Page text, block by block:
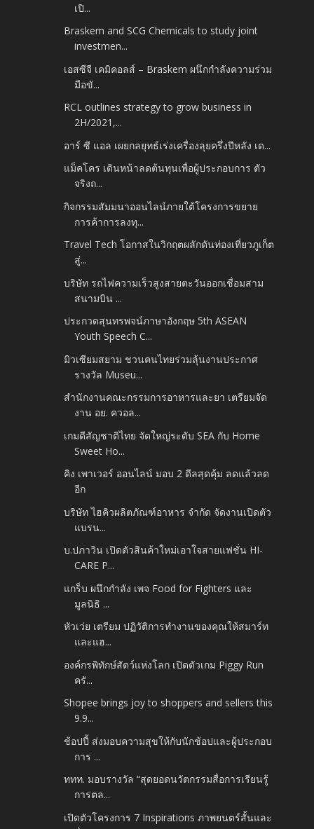
เปิ...
Braskem and SCG Chemicals to study joint
investmen...
เอสซีจี เคมิคอลส์ – Braskem ผนึกกำลังความร่วม
มือขั...
RCL outlines strategy to grow business in
2H/2021,...
อาร์ ซี แอล เผยกลยุทธ์เร่งเครื่องลุยครึ่งปีหลัง เด...
แม็คโคร เดินหน้าลดต้นทุนเพื่อผู้ประกอบการ ตัว
จริงถ...
กิจกรรมสัมมนาออนไลน์ภายใต้โครงการขยาย
การค้าการลงทุ...
Travel Tech โอกาสในวิกฤตผลักดันท่องเที่ยวภูเก็ต
สู่...
บริษัท รถไฟความเร็วสูงสายตะวันออกเชื่อมสาม
สนามบิน ...
ประกวดสุนทรพจน์ภาษาอังกฤษ 5th ASEAN
Youth Speech C...
มิวเซียมสยาม ชวนคนไทยร่วมลุ้นงานประกาศ
รางวัล Museu...
สำนักงานคณะกรรมการอาหารและยา เตรียมจัด
งาน อย. ควอล...
เกมดีสัญชาติไทย จัดใหญ่ระดับ SEA กับ Home
Sweet Ho...
คิง เพาเวอร์ ออนไลน์ มอบ 2 ดีลสุดคุ้ม ลดแล้วลด
อีก
บริษัท ไฮคิวผลิตภัณฑ์อาหาร จำกัด จัดงานเปิดตัว
แบรน...
บ.ปภาวิน เปิดตัวสินค้าใหม่เอาใจสายแฟชั่น HI-
CARE P...
แกร็บ ผนึกกำลัง เพจ Food for Fighters และ
มูลนิธิ ...
หัวเว่ย เตรียม ปฏิวัติการทำงานของคุณให้สมาร์ท
และแฮ...
องค์กรพิทักษ์สัตว์แห่งโลก เปิดตัวเกม Piggy Run
ครั...
Shopee brings joy to shoppers and sellers this
9.9...
ช้อปปี้ ส่งมอบความสุขให้กับนักช้อปและผู้ประกอบ
การ ...
ททท. มอบรางวัล “สุดยอดนวัตกรรมสื่อการเรียนรู้
การตล...
เปิดตัวโครงการ 7 Inspirations ภาพยนตร์สั้นและ